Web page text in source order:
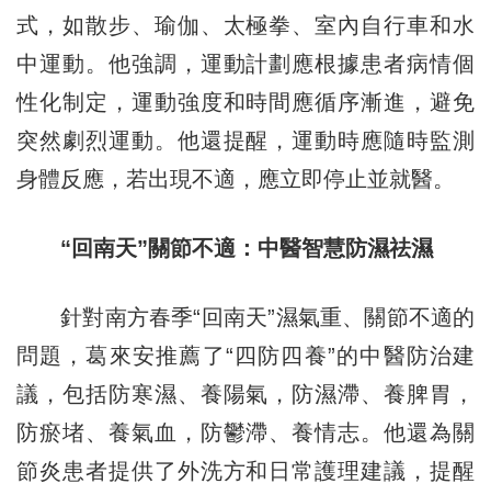
式，如散步、瑜伽、太極拳、室內自行車和水
中運動。他強調，運動計劃應根據患者病情個
性化制定，運動強度和時間應循序漸進，避免
突然劇烈運動。他還提醒，運動時應隨時監測
身體反應，若出現不適，應立即停止並就醫。
“回南天”關節不適：中醫智慧防濕祛濕
針對南方春季“回南天”濕氣重、關節不適的
問題，葛來安推薦了“四防四養”的中醫防治建
議，包括防寒濕、養陽氣，防濕滯、養脾胃，
防瘀堵、養氣血，防鬱滯、養情志。他還為關
節炎患者提供了外洗方和日常護理建議，提醒